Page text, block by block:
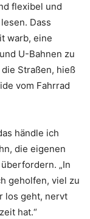
flexibel und
Dass
warb, eine
U-Bahnen zu
Straßen, hieß
vom Fahrrad
händle ich
die eigenen
„In
geholfen, viel zu
los geht, nervt
hat.“